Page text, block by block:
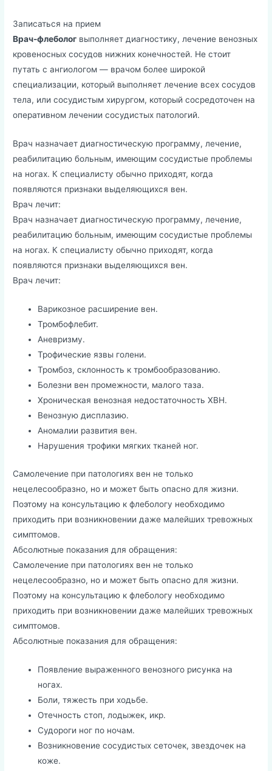
Записаться на прием
Врач-флеболог выполняет диагностику, лечение венозных
кровеносных сосудов нижних конечностей. Не стоит
путать с ангиологом — врачом более широкой
специализации, который выполняет лечение всех сосудов
тела, или сосудистым хирургом, который сосредоточен на
оперативном лечении сосудистых патологий.
Врач назначает диагностическую программу, лечение,
реабилитацию больным, имеющим сосудистые проблемы
на ногах. К специалисту обычно приходят, когда
появляются признаки выделяющихся вен.
Врач лечит:
Врач назначает диагностическую программу, лечение,
реабилитацию больным, имеющим сосудистые проблемы
на ногах. К специалисту обычно приходят, когда
появляются признаки выделяющихся вен.
Врач лечит:
Варикозное расширение вен.
Тромбофлебит.
Аневризму.
Трофические язвы голени.
Тромбоз, склонность к тромбообразованию.
Болезни вен промежности, малого таза.
Хроническая венозная недостаточность ХВН.
Венозную дисплазию.
Аномалии развития вен.
Нарушения трофики мягких тканей ног.
Самолечение при патологиях вен не только
нецелесообразно, но и может быть опасно для жизни.
Поэтому на консультацию к флебологу необходимо
приходить при возникновении даже малейших тревожных
симптомов.
Абсолютные показания для обращения:
Самолечение при патологиях вен не только
нецелесообразно, но и может быть опасно для жизни.
Поэтому на консультацию к флебологу необходимо
приходить при возникновении даже малейших тревожных
симптомов.
Абсолютные показания для обращения:
Появление выраженного венозного рисунка на
ногах.
Боли, тяжесть при ходьбе.
Отечность стоп, лодыжек, икр.
Судороги ног по ночам.
Возникновение сосудистых сеточек, звездочек на
коже.